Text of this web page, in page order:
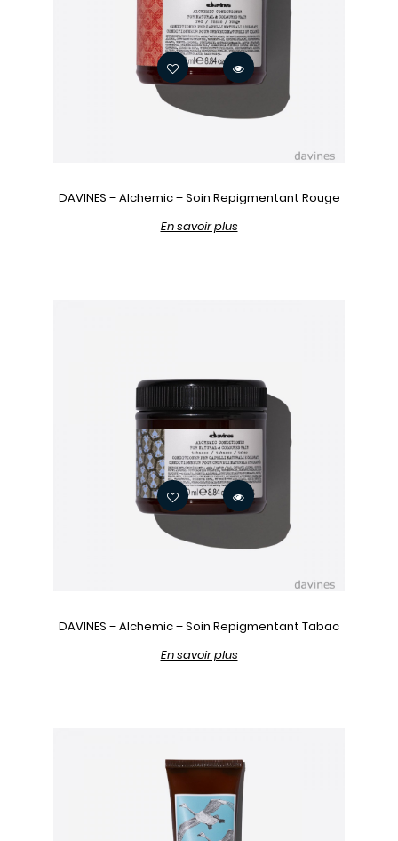
DAVINES – Alchemic – Soin Repigmentant Rouge
En savoir plus
DAVINES – Alchemic – Soin Repigmentant Tabac
En savoir plus